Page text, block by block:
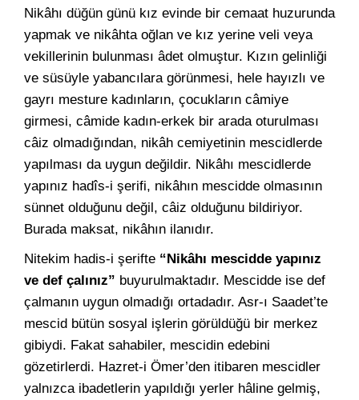
Nikâhı düğün günü kız evinde bir cemaat huzurunda
yapmak ve nikâhta oğlan ve kız yerine veli veya
vekillerinin bulunması âdet olmuştur. Kızın gelinliği
ve süsüyle yabancılara görünmesi, hele hayızlı ve
gayrı mesture kadınların, çocukların câmiye
girmesi, câmide kadın-erkek bir arada oturulması
câiz olmadığından, nikâh cemiyetinin mescidlerde
yapılması da uygun değildir. Nikâhı mescidlerde
yapınız hadîs-i şerifi, nikâhın mescidde olmasının
sünnet olduğunu değil, câiz olduğunu bildiriyor.
Burada maksat, nikâhın ilanıdır.
Nitekim hadis-i şerifte “Nikâhı mescidde yapınız
ve def çalınız” buyurulmaktadır. Mescidde ise def
çalmanın uygun olmadığı ortadadır. Asr-ı Saadet’te
mescid bütün sosyal işlerin görüldüğü bir merkez
gibiydi. Fakat sahabiler, mescidin edebini
gözetirlerdi. Hazret-i Ömer’den itibaren mescidler
yalnızca ibadetlerin yapıldığı yerler hâline gelmiş,